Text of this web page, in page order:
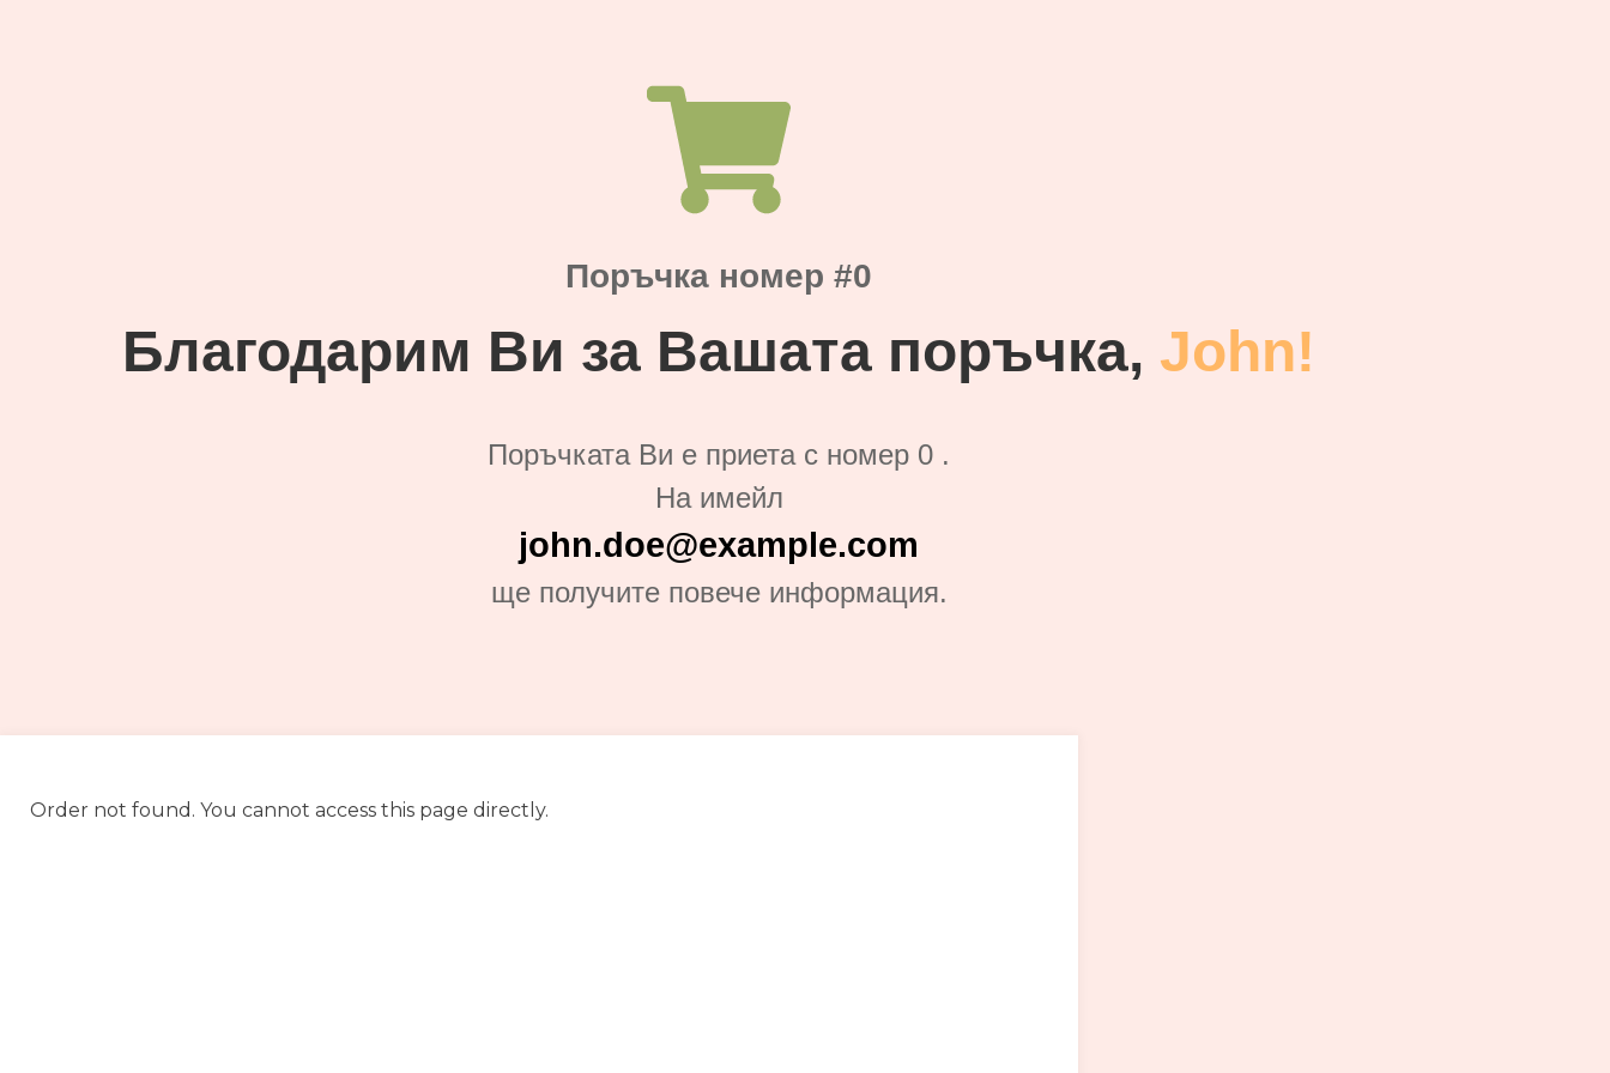
Поръчка номер #0
Благодарим Ви за Вашата поръчка, John!
Поръчката Ви е приета с номер 0 .
На имейл
john.doe@example.com
ще получите повече информация.
Order not found. You cannot access this page directly.